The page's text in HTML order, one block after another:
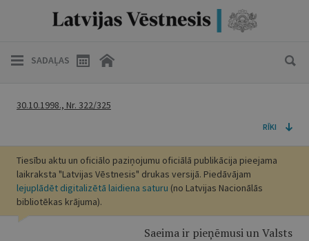
SADAĻAS
30.10.1998., Nr. 322/325
RĪKI
Tiesību aktu un oficiālo paziņojumu oficiālā publikācija pieejama
laikraksta "Latvijas Vēstnesis" drukas versijā. Piedāvājam
lejuplādēt digitalizētā laidiena saturu (no Latvijas Nacionālās
bibliotēkas krājuma).
Saeima ir pieņēmusi un Valsts